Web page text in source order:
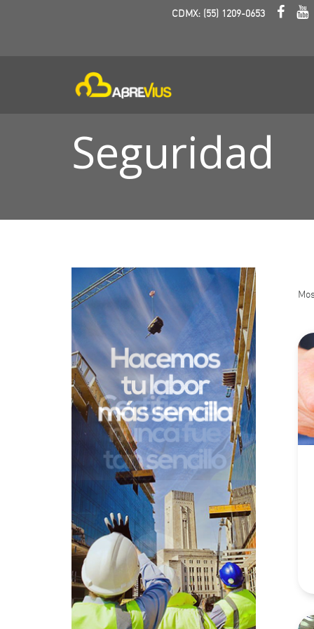
CDMX: (55) 1209-0653
Seguridad